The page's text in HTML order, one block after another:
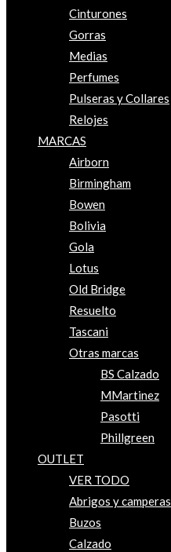
Cinturones
Gorras
Medias
Perfumes
Pulseras y Collares
Relojes
MARCAS
Airborn
Birmingham
Bowen
Bolivia
Gola
Lotus
Old Bridge
Resuelto
Tascani
Otras marcas
BS Calzado
MMartinez
Pasotti
Phillgreen
OUTLET
VER TODO
Abrigos y camperas
Buzos
Calzado